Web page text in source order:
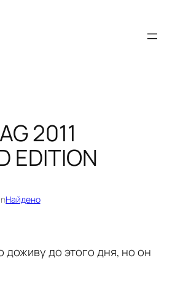
2011
EDITION
Найдено
доживу до этого дня, но он